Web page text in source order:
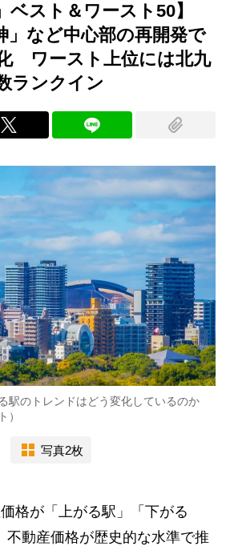
ベスト＆ワースト50】
」など中心部の再開発で
ワースト上位には北九
ランクイン
駅のトレンドはどう変化しているのか
）
写真2枚
格が「上がる駅」「下がる
動産価格が歴史的な水準で推